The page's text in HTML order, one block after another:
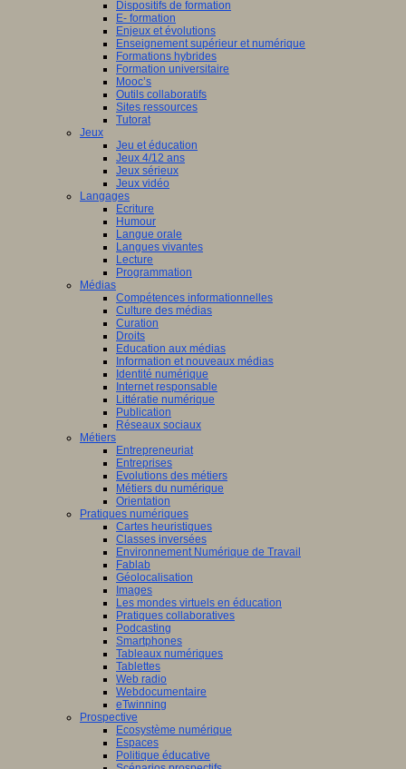
Dispositifs de formation
E- formation
Enjeux et évolutions
Enseignement supérieur et numérique
Formations hybrides
Formation universitaire
Mooc’s
Outils collaboratifs
Sites ressources
Tutorat
Jeux
Jeu et éducation
Jeux 4/12 ans
Jeux sérieux
Jeux vidéo
Langages
Ecriture
Humour
Langue orale
Langues vivantes
Lecture
Programmation
Médias
Compétences informationnelles
Culture des médias
Curation
Droits
Education aux médias
Information et nouveaux médias
Identité numérique
Internet responsable
Littératie numérique
Publication
Réseaux sociaux
Métiers
Entrepreneuriat
Entreprises
Evolutions des métiers
Métiers du numérique
Orientation
Pratiques numériques
Cartes heuristiques
Classes inversées
Environnement Numérique de Travail
Fablab
Géolocalisation
Images
Les mondes virtuels en éducation
Pratiques collaboratives
Podcasting
Smartphones
Tableaux numériques
Tablettes
Web radio
Webdocumentaire
eTwinning
Prospective
Ecosystème numérique
Espaces
Politique éducative